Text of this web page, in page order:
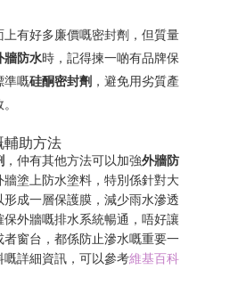
上有好多廉價嘅密封劑，但質量
牆防水時，記得揀一啲有品牌保
準嘅硅酮密封劑 ，避免用劣質產
輔助方法
，仲有其他方法可以加強外牆防
牆塗上防水塗料，特別係針對大
成一層保護膜，減少雨水滲透
外牆嘅排水系統暢通，唔好讓
窗台，都係防止滲水嘅重要一
詳細資訊，可以參考維基百科